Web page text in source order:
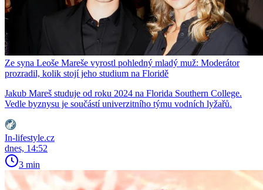
Ze syna Leoše Mareše vyrostl pohledný mladý muž: Moderátor
prozradil, kolik stojí jeho studium na Floridě
Jakub Mareš studuje od roku 2024 na Florida Southern College.
Vedle byznysu je součástí univerzitního týmu vodních lyžařů.
In-lifestyle.cz
dnes, 14:52
3 min